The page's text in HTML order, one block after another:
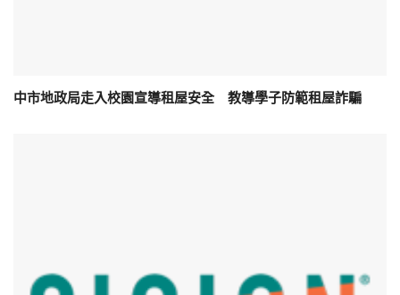
中市地政局走入校園宣導租屋安全 教導學子防範租屋詐騙